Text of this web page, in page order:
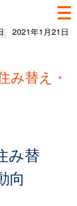
2021年1月21日
み替え・
み替
向